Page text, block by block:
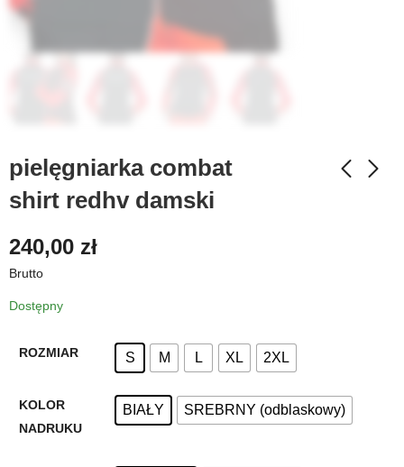
pielęgniarka combat
shirt redhv damski
240,00 zł
Brutto
Dostępny
ROZMIAR S M L XL 2XL
KOLOR
NADRUKU
BIAŁY SREBRNY (odblaskowy)